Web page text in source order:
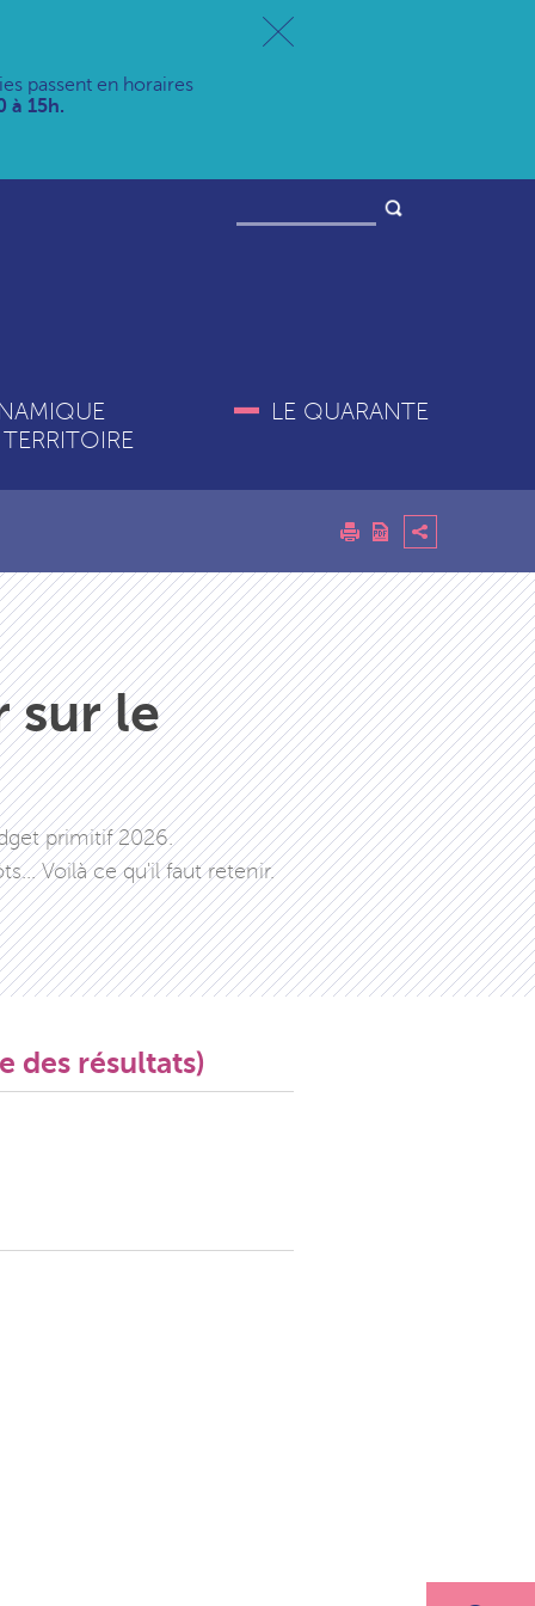
passent en horaires
à 15h.
LE QUARANTE
sur le
primitif 2026.
Voilà ce qu'il faut retenir.
des résultats)